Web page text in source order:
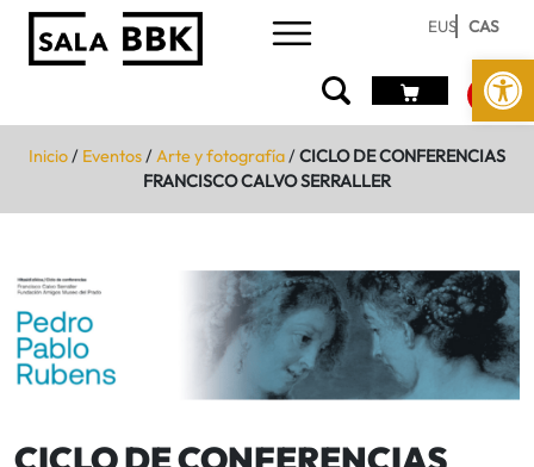
Abrir
EUS CAS
Inicio/ Eventos/Arte y fotografía/CICLO DE CONFERENCIAS
FRANCISCO CALVO SERRALLER
CICLO DE CONFERENCIAS